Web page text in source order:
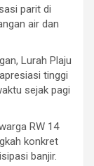
parit di
air dan
Lurah Plaju
tinggi
sejak pagi
RW 14
konkret
banjir.